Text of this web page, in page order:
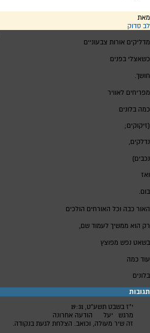
מאת
לב סדוק
מדליקים אורות צבעוניים
כשאצלי בפנים
חושך
מפריחים לאוויר
כמה בלונים
(זיקוקים;
נדלקים,
נכבים)
ואז
בום.
האור כבה וכל האורחים הולכים
רק הוא ממשיך לעמוד שם
בשאט נפש מפוצץ
עוד כמה
בלונים
תגובות
י"ז בשבט תשע"ט, 19:31
מרגש
יעל
הודעה אחרונה
זה שיר מעולה, וכואב. הצלחת לגעת בנקודה.